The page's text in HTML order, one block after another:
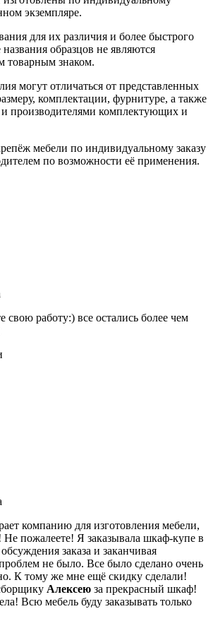
экземпляре.
для их различия и более быстрого
образцов не являются
товарным знаком.
могут отличаться от представленных
комплектации, фурнитуре, а также
производителями комплектующих и
мебели по индивидуальному заказу
по возможности её применения.
свою работу:) все остались более чем
компанию для изготовления мебели,
пожалеете! Я заказывала шкаф-купе в
заказа и заканчивая
не было. Все было сделано очень
К тому же мне ещё скидку сделали!
Алексею за прекрасный шкаф!
Всю мебель буду заказывать только